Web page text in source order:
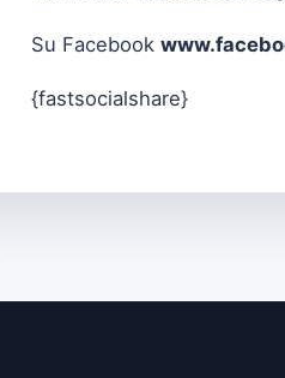
Su Facebook
{fastsocialshare}